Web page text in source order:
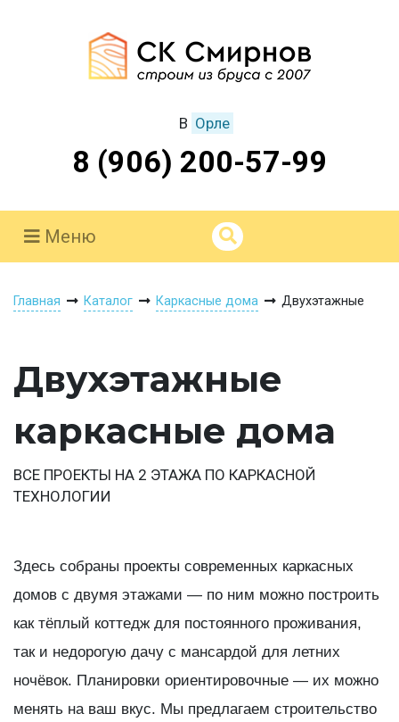
В Орле
8 (906) 200-57-99
Меню
Главная Каталог Каркасные дома Двухэтажные
Двухэтажные
каркасные дома
ВСЕ ПРОЕКТЫ НА 2 ЭТАЖА ПО КАРКАСНОЙ
ТЕХНОЛОГИИ
Здесь собраны проекты современных каркасных
домов с двумя этажами — по ним можно построить
как тёплый коттедж для постоянного проживания,
так и недорогую дачу с мансардой для летних
ночёвок. Планировки ориентировочные — их можно
менять на ваш вкус. Мы предлагаем строительство